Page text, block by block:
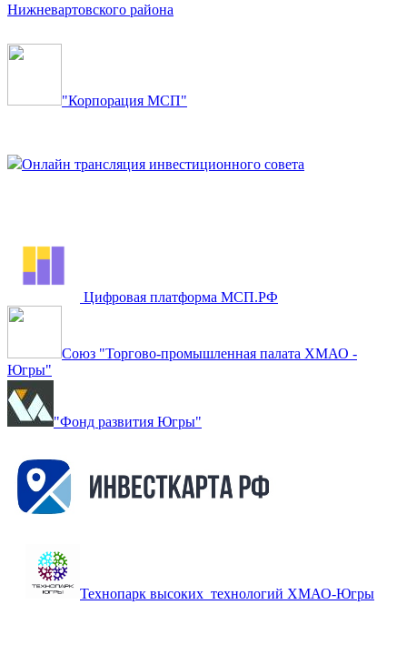
Нижневартовского района
"Корпорация МСП"
Онлайн трансляция инвестиционного совета
Цифровая платформа МСП.РФ
Союз "Торгово-промышленная палата ХМАО -
Югры"
"Фонд развития Югры"
Технопарк высоких технологий ХМАО-Югры